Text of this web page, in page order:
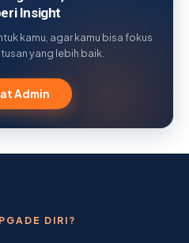
Insight
kamu, agar kamu bisa fokus
yang lebih baik.
Admin
DIRI?